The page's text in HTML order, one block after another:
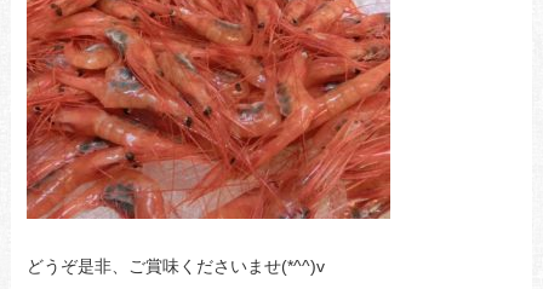
どうぞ是非、ご賞味くださいませ(*^^)v